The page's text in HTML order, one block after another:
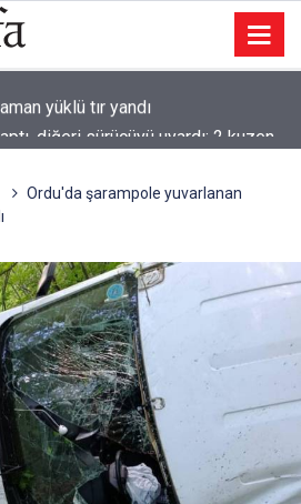
diğeri sürücüyü uyardı; 2 kuzen
Ordu'da şarampole yuvarlanan